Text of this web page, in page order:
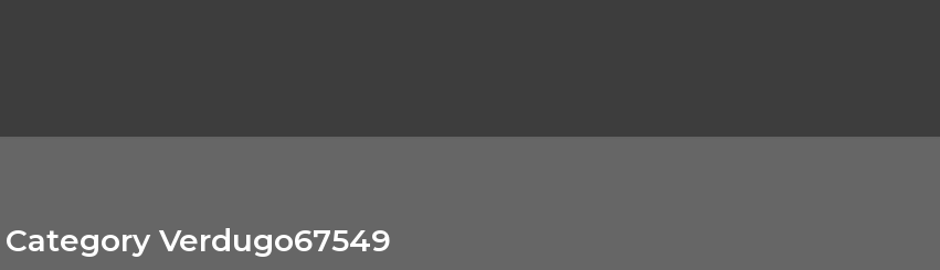
Category Verdugo67549